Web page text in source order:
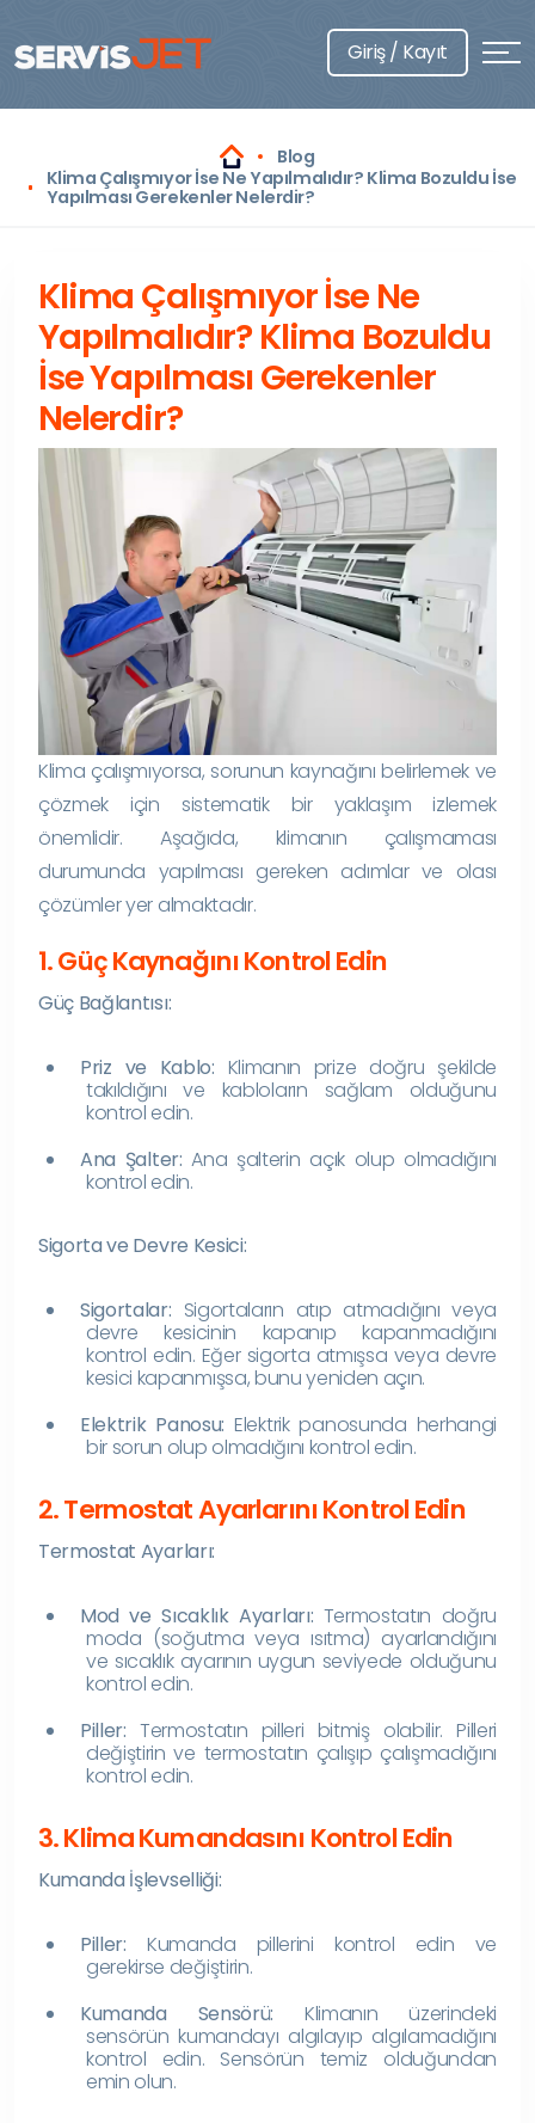
Giriş / Kayıt
Blog
Klima Çalışmıyor İse Ne Yapılmalıdır? Klima Bozuldu İse
Yapılması Gerekenler Nelerdir?
Klima Çalışmıyor İse Ne
Yapılmalıdır? Klima Bozuldu
İse Yapılması Gerekenler
Nelerdir?
Klima çalışmıyorsa, sorunun kaynağını belirlemek ve
çözmek için sistematik bir yaklaşım izlemek
önemlidir. Aşağıda, klimanın çalışmaması
durumunda yapılması gereken adımlar ve olası
çözümler yer almaktadır.
1. Güç Kaynağını Kontrol Edin
Güç Bağlantısı:
Priz ve Kablo: Klimanın prize doğru şekilde
takıldığını ve kabloların sağlam olduğunu
kontrol edin.
Ana Şalter: Ana şalterin açık olup olmadığını
kontrol edin.
Sigorta ve Devre Kesici:
Sigortalar: Sigortaların atıp atmadığını veya
devre kesicinin kapanıp kapanmadığını
kontrol edin. Eğer sigorta atmışsa veya devre
kesici kapanmışsa, bunu yeniden açın.
Elektrik Panosu: Elektrik panosunda herhangi
bir sorun olup olmadığını kontrol edin.
2. Termostat Ayarlarını Kontrol Edin
Termostat Ayarları:
Mod ve Sıcaklık Ayarları: Termostatın doğru
moda (soğutma veya ısıtma) ayarlandığını
ve sıcaklık ayarının uygun seviyede olduğunu
kontrol edin.
Piller: Termostatın pilleri bitmiş olabilir. Pilleri
değiştirin ve termostatın çalışıp çalışmadığını
kontrol edin.
3. Klima Kumandasını Kontrol Edin
Kumanda İşlevselliği:
Piller: Kumanda pillerini kontrol edin ve
gerekirse değiştirin.
Kumanda Sensörü: Klimanın üzerindeki
sensörün kumandayı algılayıp algılamadığını
kontrol edin. Sensörün temiz olduğundan
emin olun.